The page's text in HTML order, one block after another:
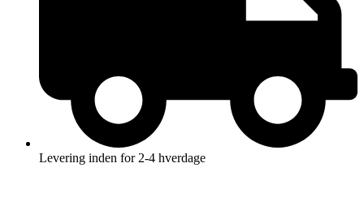
Levering inden for 2-4 hverdage